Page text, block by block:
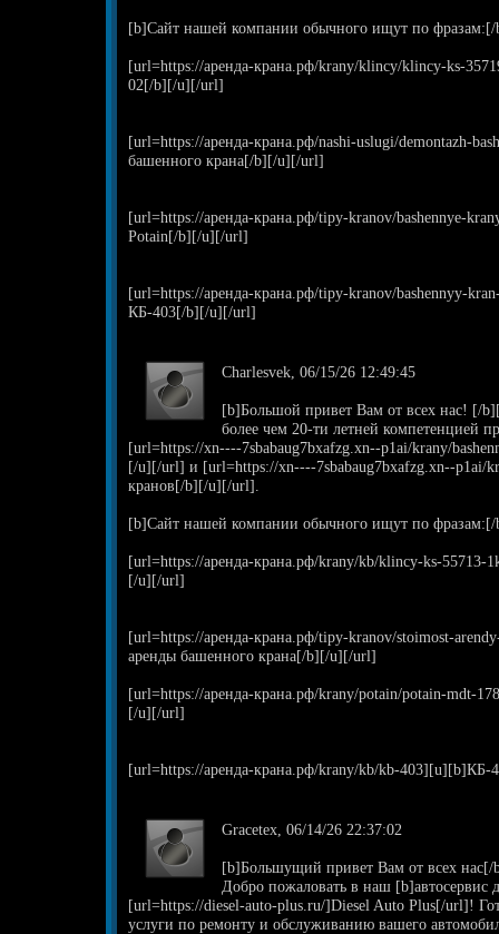
[b]Сайт нашей компании обычного ищут по
[url=https://аренда-крана.рф/krany/klincy/klincy-ks-
02[/b][/u][/url]
[url=https://аренда-крана.рф/nashi-uslugi/demontazh-
башенного крана[/b][/u][/url]
[url=https://аренда-крана.рф/tipy-kranov/bashennye-
Potain[/b][/u][/url]
[url=https://аренда-крана.рф/tipy-kranov/bashennyy-
КБ-403[/b][/u][/url]
Charlesvek, 06/15/26 12:49:45
[b]Большой привет Вам от всех нас! [/
более чем 20-ти летней компетенцией
[url=https://xn----7sbabaug7bxafzg.xn--p1ai/krany/
[/u][/url] и [url=https://xn----7sbabaug7bxafzg.xn--p1ai/
кранов[/b][/u][/url].
[b]Сайт нашей компании обычного ищут по
[url=https://аренда-крана.рф/krany/kb/klincy-ks-
[/u][/url]
[url=https://аренда-крана.рф/tipy-kranov/stoimost-
аренды башенного крана[/b][/u][/url]
[url=https://аренда-крана.рф/krany/potain/potain-mdt-
[/u][/url]
[url=https://аренда-крана.рф/krany/kb/kb-
Gracetex, 06/14/26 22:37:02
[b]Большущий привет Вам от всех нас[/
Добро пожаловать в наш [b]автосервис
[url=https://diesel-auto-plus.ru/]Diesel Auto Plus[/url]!
услуги по ремонту и обслуживанию вашего